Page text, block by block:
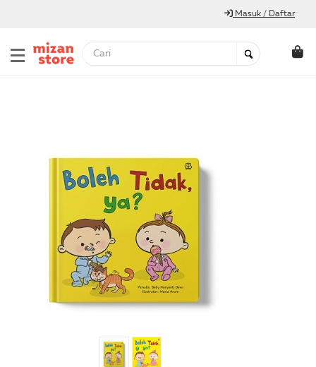
Masuk / Daftar